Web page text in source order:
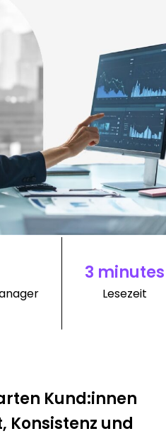
3 minutes
Lesezeit
Kund:innen
Konsistenz und